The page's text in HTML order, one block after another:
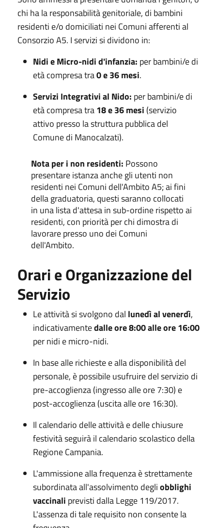
chi ha la responsabilità genitoriale, di bambini
residenti e/o domiciliati nei Comuni afferenti al
Consorzio A5. I servizi si dividono in:
Nidi e Micro-nidi d'infanzia: per bambini/e di
età compresa tra0 e 36 mesi.
Servizi Integrativi al Nido: per bambini/e di
età compresa tra18 e 36 mesi (servizio
attivo presso la struttura pubblica del
Comune di Manocalzati).
Nota per i non residenti: Possono
presentare istanza anche gli utenti non
residenti nei Comuni dell'Ambito A5; ai fini
della graduatoria, questi saranno collocati
in una lista d'attesa in sub-ordine rispetto ai
residenti, con priorità per chi dimostra di
lavorare presso uno dei Comuni
dell'Ambito.
Orari e Organizzazione del
Servizio
Le attività si svolgono dal lunedì al venerdì,
indicativamentedalle ore 8:00 alle ore 16:00
per nidi e micro-nidi.
In base alle richieste e alla disponibilità del
personale, è possibile usufruire del servizio di
pre-accoglienza (ingresso alle ore 7:30) e
post-accoglienza (uscita alle ore 16:30).
Il calendario delle attività e delle chiusure
festività seguirà il calendario scolastico della
Regione Campania.
L'ammissione alla frequenza è strettamente
subordinata all'assolvimento degliobblighi
vaccinali previsti dalla Legge 119/2017.
L'assenza di tale requisito non consente la